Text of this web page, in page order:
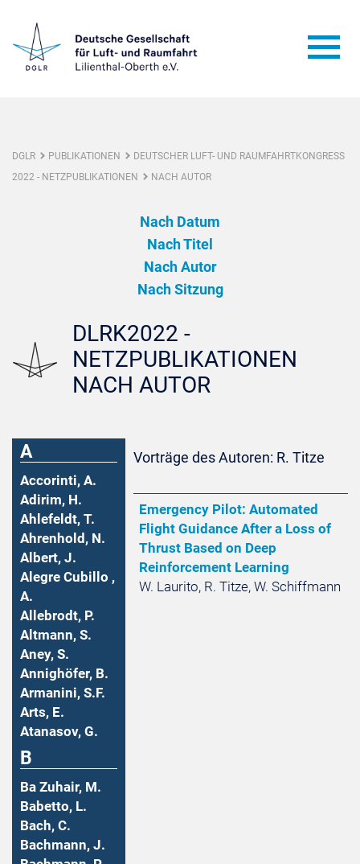
DGLR PUBLIKATIONEN
DEUTSCHER LUFT- UND RAUMFAHRTKONGRESS
2022 - NETZPUBLIKATIONEN
NACH AUTOR
Nach Datum
Nach Titel
Nach Autor
Nach Sitzung
DLRK2022 -
NETZPUBLIKATIONEN
NACH AUTOR
A
Accorinti, A.
Adirim, H.
Ahlefeldt, T.
Ahrenhold, N.
Albert, J.
Alegre Cubillo ,
A.
Allebrodt, P.
Altmann, S.
Aney, S.
Annighöfer, B.
Armanini, S.F.
Arts, E.
Atanasov, G.
B
Ba Zuhair, M.
Babetto, L.
Bach, C.
Bachmann, J.
Vorträge des Autoren: R. Titze
Emergency Pilot: Automated
Flight Guidance After a Loss of
Thrust Based on Deep
Reinforcement Learning
W. Laurito, R. Titze, W. Schiffmann